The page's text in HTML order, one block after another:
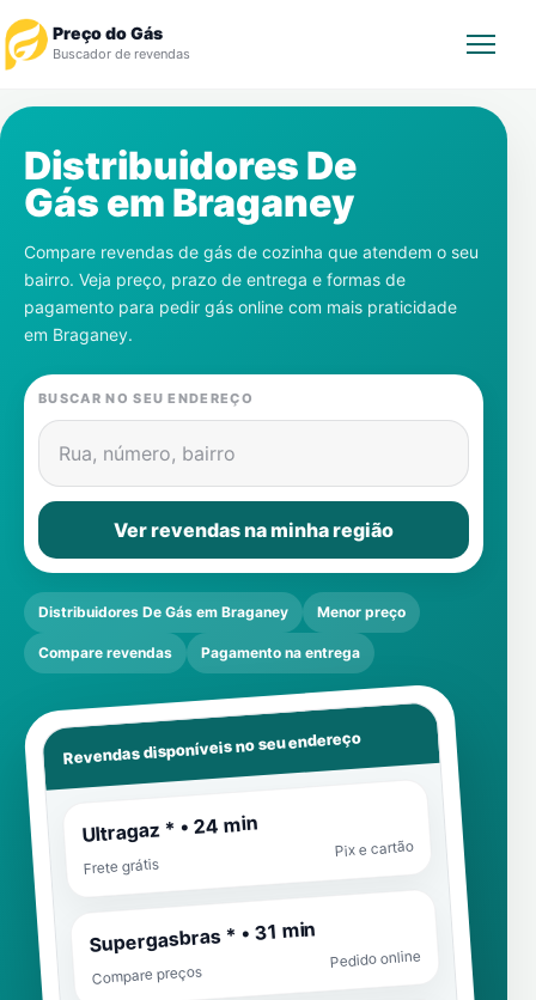
Preço do Gás
Buscador de revendas
Revendedor
Notícias
Cadastre-se
Gás
Contatos
Distribuidores De
Gás em Braganey
Compare revendas de gás de cozinha que atendem o seu
bairro. Veja preço, prazo de entrega e formas de
pagamento para pedir gás online com mais praticidade
em Braganey.
BUSCAR NO SEU ENDEREÇO
Rua, número, bairro
Ver revendas na minha região
Distribuidores De Gás em Braganey Menor preço
Compare revendas Pagamento na entrega
Revendas disponíveis no seu endereço
Ultragaz * • 24 min
Frete grátis
Pix e cartão
Supergasbras * • 31 min
Compare preços
Pedido online